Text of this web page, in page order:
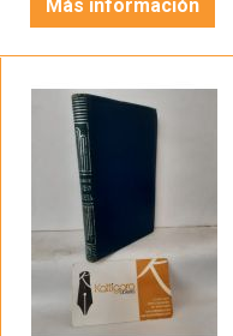
Más información